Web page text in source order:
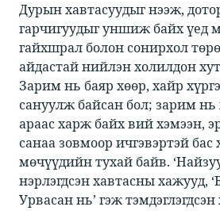
​​Дурын хавтасуудыг нээж,
гарчигуудыг уншиж байх үед
гайхшрал болон сонирхол
айдастай нийлэн холилдон
Зарим нь баяр хөөр, хайр
сануулж байсан бол; зарим
араас харж байх вий хэмээн,
санаа зовмоор ичгэвэртэй
мөчүүдийн тухай байв.
нэрлэгдсэн хавтасны хажууд,
Урвасан нь’ гэж